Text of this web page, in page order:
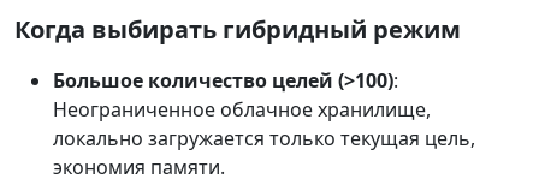
Когда выбирать гибридный режим
Большое количество целей (>100):
Неограниченное облачное хранилище,
локально загружается только текущая цель,
экономия памяти.